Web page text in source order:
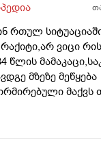
და
ვმკურნალობთ,
ხარისხის
მუხლის ისევ
რთულ
ვიცი
წლის
მზეზე მეწყება
მაქვს